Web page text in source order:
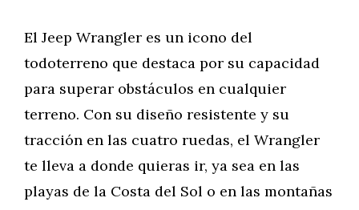
El Jeep Wrangler es un icono del
todoterreno que destaca por su capacidad
para superar obstáculos en cualquier
terreno. Con su diseño resistente y su
tracción en las cuatro ruedas, el Wrangler
te lleva a donde quieras ir, ya sea en las
playas de la Costa del Sol o en las montañas